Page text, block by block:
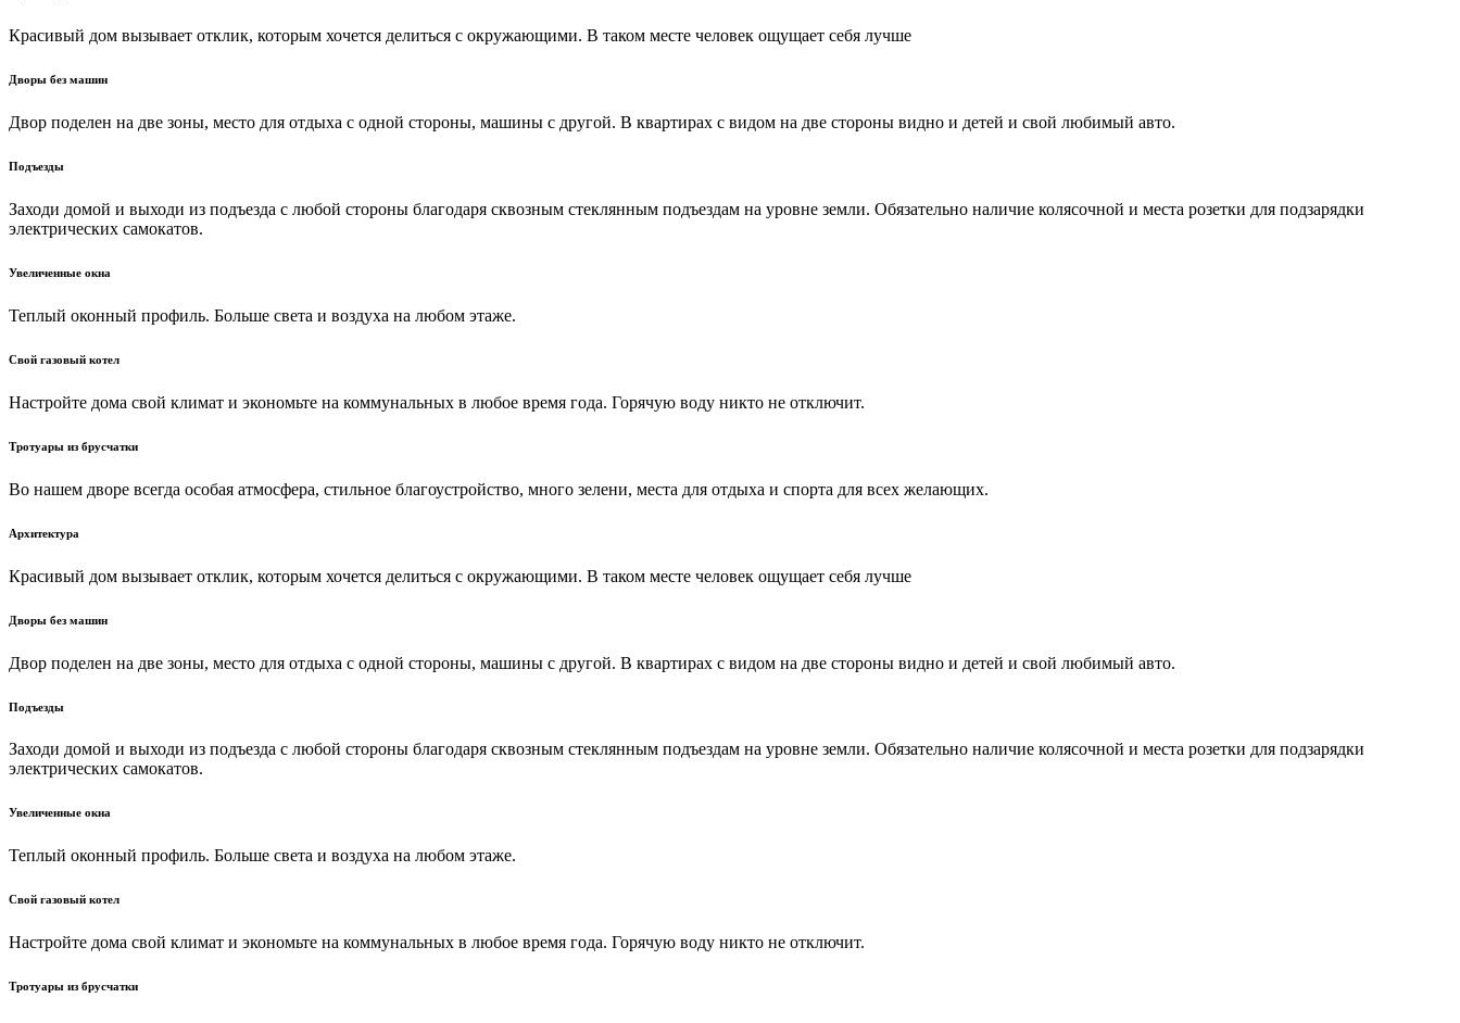
Красивый дом вызывает отклик, которым хочется делиться с окружающими. В таком месте человек ощущает себя лучше
Дворы без машин
Двор поделен на две зоны, место для отдыха с одной стороны, машины с другой. В квартирах с видом на две стороны видно и детей и свой любимый авто.
Подъезды
Заходи домой и выходи из подъезда с любой стороны благодаря сквозным стеклянным подъездам на уровне земли. Обязательно наличие колясочной и места розетки для подзарядки
электрических самокатов.
Увеличенные окна
Теплый оконный профиль. Больше света и воздуха на любом этаже.
Свой газовый котел
Настройте дома свой климат и экономьте на коммунальных в любое время года. Горячую воду никто не отключит.
Тротуары из брусчатки
Во нашем дворе всегда особая атмосфера, стильное благоустройство, много зелени, места для отдыха и спорта для всех желающих.
Архитектура
Красивый дом вызывает отклик, которым хочется делиться с окружающими. В таком месте человек ощущает себя лучше
Дворы без машин
Двор поделен на две зоны, место для отдыха с одной стороны, машины с другой. В квартирах с видом на две стороны видно и детей и свой любимый авто.
Подъезды
Заходи домой и выходи из подъезда с любой стороны благодаря сквозным стеклянным подъездам на уровне земли. Обязательно наличие колясочной и места розетки для подзарядки
электрических самокатов.
Увеличенные окна
Теплый оконный профиль. Больше света и воздуха на любом этаже.
Свой газовый котел
Настройте дома свой климат и экономьте на коммунальных в любое время года. Горячую воду никто не отключит.
Тротуары из брусчатки